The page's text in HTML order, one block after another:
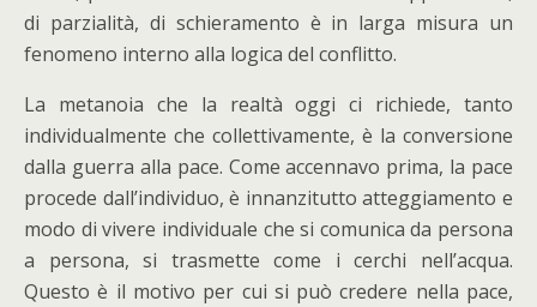
di parzialità, di schieramento è in larga misura un
fenomeno interno alla logica del conflitto.
La metanoia che la realtà oggi ci richiede, tanto
individualmente che collettivamente, è la conversione
dalla guerra alla pace. Come accennavo prima, la pace
procede dall’individuo, è innanzitutto atteggiamento e
modo di vivere individuale che si comunica da persona
a persona, si trasmette come i cerchi nell’acqua.
Questo è il motivo per cui si può credere nella pace,